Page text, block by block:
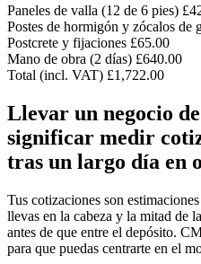
Paneles de valla (12 de 6 pies)
Postes de hormigón y zócalos de
Postcrete y fijaciones £65.00
Mano de obra (2 días) £640.00
Total (incl. VAT) £1,722.00
Llevar un negocio
significar medir
tras un largo día en
Tus cotizaciones son
llevas en la cabeza y la mitad de
antes de que entre el depósito.
para que puedas centrarte en el